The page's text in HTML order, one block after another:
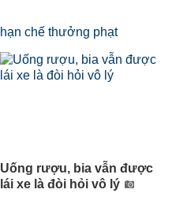
Uống rượu, bia vẫn được
lái xe là đòi hỏi vô lý